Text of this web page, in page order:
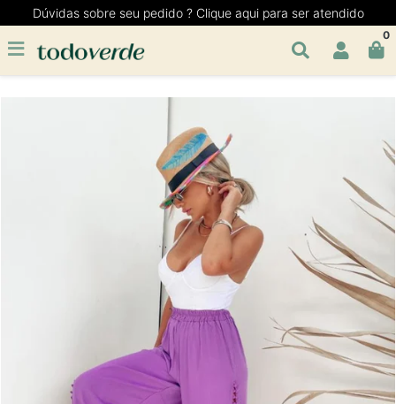
Dúvidas sobre seu pedido ? Clique aqui para ser atendido
0